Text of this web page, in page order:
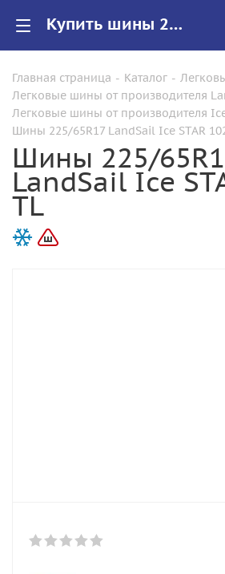
Купить шины 225/65R17 LandSail Ice STAR 102 T TL |Арт.86955819829 по цене от 7990.00 руб. в Балашове с доставкой
Главная страница - Каталог -
Легковые шины от производителя
Легковые шины от производителя
Шины 225/65R17 LandSail Ice STAR
Шины 225/
LandSail Ice
TL